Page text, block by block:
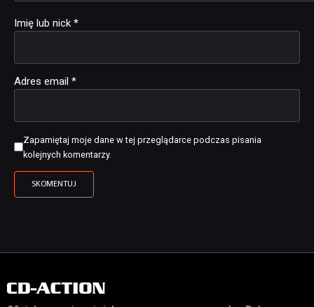
Imię lub nick *
Adres email *
Zapamiętaj moje dane w tej przeglądarce podczas pisania
kolejnych komentarzy.